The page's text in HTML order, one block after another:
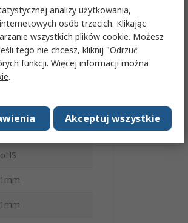
analizy użytkowania,
osób trzecich. Klikając
wszystkich plików cookie. Możesz
tego nie chcesz, kliknij "Odrzuć
funkcji. Więcej informacji można
.
Akceptuj wszystkie